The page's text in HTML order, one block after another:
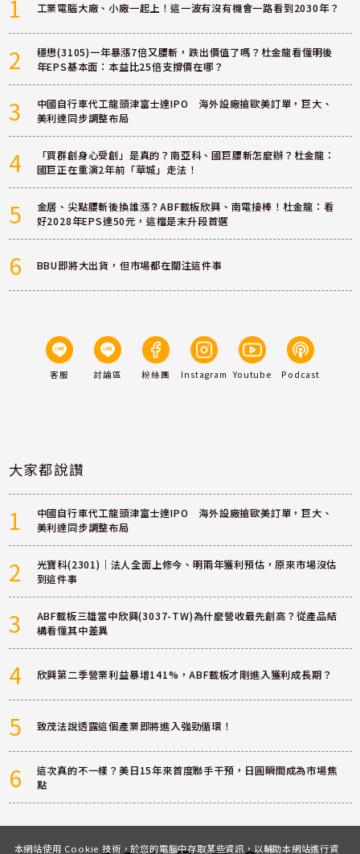
1 工業電腦大廠、小廠一起上！這一波有沒有機會一路看到2030年？
2
穩懋(3105)一年暴漲7倍又腰斬，跌出價值了嗎？杜金龍看懂明後
年EPS基本面：本益比25倍支撐價在哪？
3
中國自行車代工龍頭津富士達IPO 海外設廠搶歐美訂單，巨大、
美利達同步調整布局
4
「買群創身心受創」是真的？南亞科、國巨腰斬怎麼辦？杜金龍：
國巨正在重演2年前「華城」走法！
5
金居、尖點腰斬後換誰漲？ABF載板欣興、南電接棒！杜金龍：看
好2028年EPS達50元，這檔是末升段首選
6 BBU即將大出貨，但市場都在關注這件事
客服 討論區 粉絲團 Instagram Youtube Podcast
大家都說讚
1
中國自行車代工龍頭津富士達IPO 海外設廠搶歐美訂單，巨大、
美利達同步調整布局
2
光寶科(2301)｜法人全面上修今、明兩年獲利預估，原來市場沒估
到這件事
3
ABF載板三雄當中欣興(3037-TW)為什麼營收最先創高？從產品結
構看懂其中差異
4 欣興第二季營業利益暴增141%，ABF載板才剛進入獲利成長期？
5 致茂法說透露這個產業即將進入強勁循環！
6
這次真的不一樣？美日15年來首度聯手干預，日圓瞬間成為市場焦
點
本網站使用 Cookie 技術，於您的電腦中存取某些資訊，以輔助本網站進行資